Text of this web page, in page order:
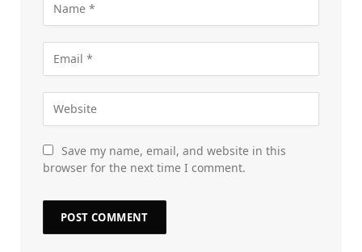
Save my name, email, and website in this
browser for the next time I comment.